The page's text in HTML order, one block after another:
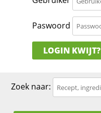
Paswoord
LOGIN KWIJT?
Zoek naar: